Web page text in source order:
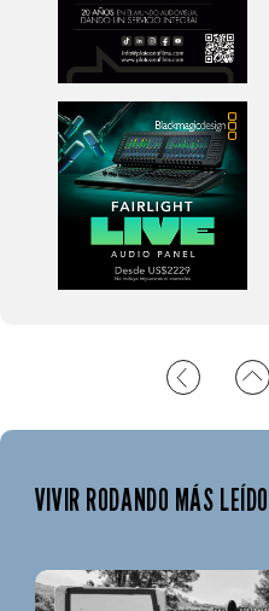
VIVIR RODANDO MÁS